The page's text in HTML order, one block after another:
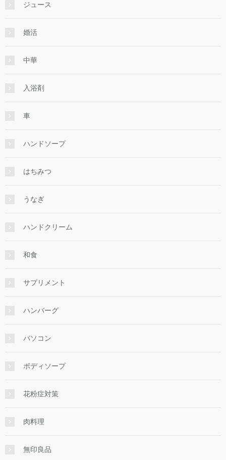
ジュース
婚活
中華
入浴剤
車
ハンドソープ
はちみつ
うなぎ
ハンドクリーム
和食
サプリメント
ハンバーグ
パソコン
ボディソープ
花粉症対策
肉料理
無印良品